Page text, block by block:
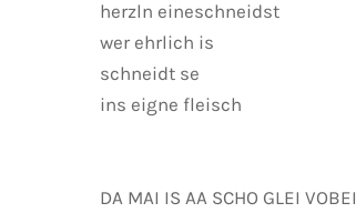
herzln eineschneidst
wer ehrlich is
schneidt se
ins eigne fleisch
DA MAI IS AA SCHO GLEI VOBEI